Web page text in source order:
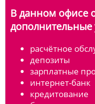
В данном офисе
дополнительные
расчётное
депозиты
зарплатные
интернет-банк
кредитование